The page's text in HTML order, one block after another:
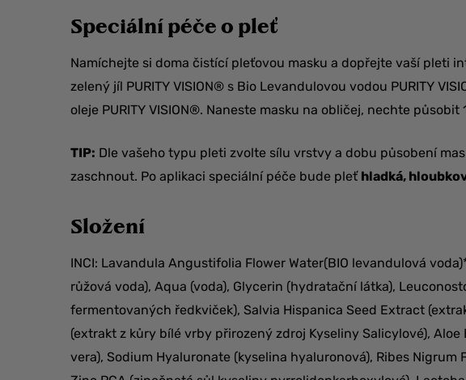
Speciální péče o pleť
Namíchejte si doma čistící pleťovou masku a dopřejte vaší pleti
zelený jíl PURITY VISION® s Bio Levandulovou vodou PURITY
oleje PURITY VISION®. Naneste masku na obličej, nechte
TIP: Dle vašeho typu pleti zvolte sílu vrstvy a dobu působení
zaschnout. Po aplikaci speciální péče bude pleť hladká,
Složení
INCI: Lavandula Angustifolia Flower Water(BIO levandulová
růžová voda), Aqua (voda), Glycerin (hydratační látka),
fermentovaných ředkviček), Salvia Hispanica Seed Extract
(extrakt z kůry bílé vrby přirozený zdroj Kyseliny Salicylové),
vera), Sodium Hyaluronate (kyselina hyaluronová), Ribes